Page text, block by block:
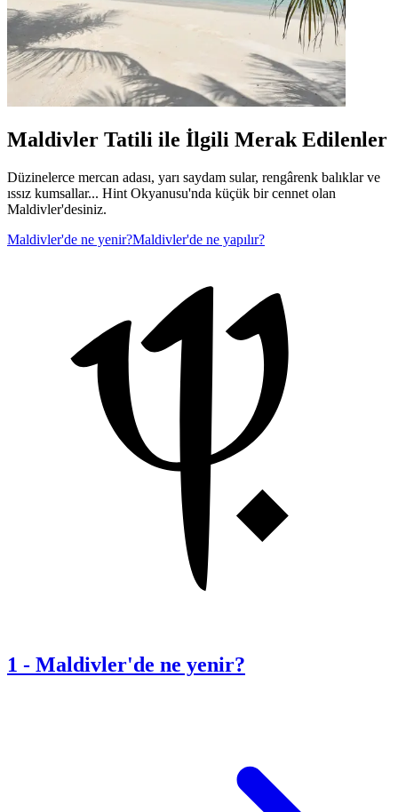
Maldivler Tatili ile İlgili Merak Edilenler
Düzinelerce mercan adası, yarı saydam sular, rengârenk balıklar ve
ıssız kumsallar... Hint Okyanusu'nda küçük bir cennet olan
Maldivler'desiniz.
Maldivler'de ne yenir?Maldivler'de ne yapılır?
1 - Maldivler'de ne yenir?